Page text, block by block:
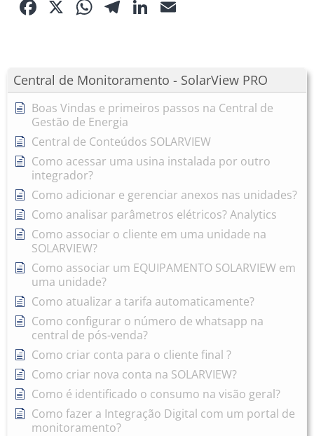
Central de Monitoramento - SolarView PRO
Boas Vindas e primeiros passos na Central de
Gestão de Energia
Central de Conteúdos SOLARVIEW
Como acessar uma usina instalada por outro
integrador?
Como adicionar e gerenciar anexos nas unidades?
Como analisar parâmetros elétricos? Analytics
Como associar o cliente em uma unidade na
SOLARVIEW?
Como associar um EQUIPAMENTO SOLARVIEW em
uma unidade?
Como atualizar a tarifa automaticamente?
Como configurar o número de whatsapp na
central de pós-venda?
Como criar conta para o cliente final ?
Como criar nova conta na SOLARVIEW?
Como é identificado o consumo na visão geral?
Como fazer a Integração Digital com um portal de
monitoramento?
Facebook
X WhatsApp
Telegram
LinkedIn